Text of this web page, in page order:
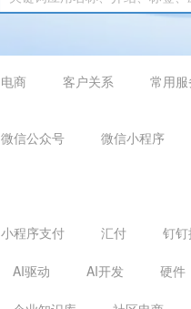
电商 客户关系 常用
微信公众号 微信小程序
小程序支付 汇付 钉钉
AI驱动 AI开发 硬件